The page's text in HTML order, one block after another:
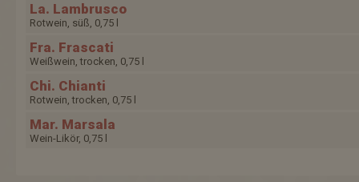
La. Lambrusco
Rotwein, süß, 0,75 l
Fra. Frascati
Weißwein, trocken, 0,75 l
Chi. Chianti
Rotwein, trocken, 0,75 l
Mar. Marsala
Wein-Likör, 0,75 l